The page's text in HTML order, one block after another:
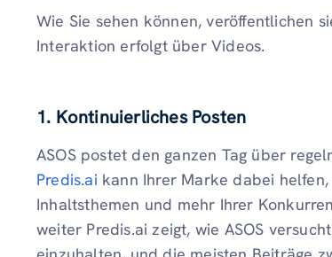
Wie Sie sehen können, veröffentlichen
Interaktion erfolgt über Videos.
1. Kontinuierliches Posten
ASOS postet den ganzen Tag über
Predis.ai kann Ihrer Marke dabei
Inhaltsthemen und mehr Ihrer
weiter Predis.ai zeigt, wie ASOS